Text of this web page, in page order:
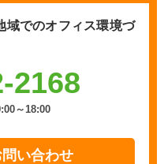
域でのオフィス環境づ
2168
～18:00
い合わせ